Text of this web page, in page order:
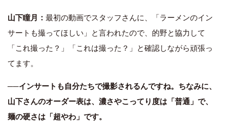
山下瞳月： 最初の動画でスタッフさんに、「ラーメンのイン
サートも撮ってほしい」と言われたので、的野と協力して
「これ撮った？」「これは撮った？」と確認しながら頑張っ
てます。
──インサートも自分たちで撮影されるんですね。ちなみに、
山下さんのオーダー表は、濃さやこってり度は「普通」で、
麺の硬さは「超やわ」です。